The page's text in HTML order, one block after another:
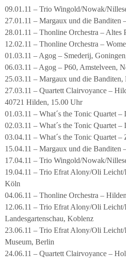
09.01.11 – Trio Wingold/Nowak/
27.01.11 – Margaux und die Banditen
28.01.11 – Thonline Orchestra – Altes
12.02.11 – Thonline Orchestra –
01.03.11 – Agog – Smederij,
06.03.11 – Agog – P60, Amstelveen,
25.03.11 – Margaux und die
27.03.11 – Quartett Clairvoyance –
40721 Hilden, 15.00 Uhr
01.03.11 – What´s the Tonic Quartet –
02.03.11 – What´s the Tonic Quartet
03.04.11 – What´s the Tonic Quartet
15.04.11 – Margaux und die Banditen
17.04.11 – Trio Wingold/Nowak/
19.04.11 – Trio Efrat Alony/Oli
Köln
04.06.11 – Thonline Orchestra –
12.06.11 – Trio Efrat Alony/Oli
Landesgartenschau, Koblenz
23.06.11 – Trio Efrat Alony/Oli Leicht/
Museum, Berlin
24.06.11 – Quartett Clairvoyance –